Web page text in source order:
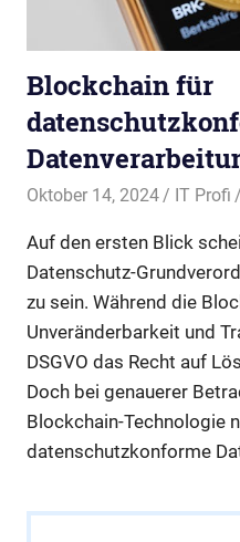
Blockchain für
Oktober 14, 2024 IT Profi
Auf den ersten Blick
Datenschutz-
zu sein. Während die
Unveränderbarkeit und
DSGVO das Recht auf
Doch bei genauerer
Blockchain-Technologie
datenschutzkonforme